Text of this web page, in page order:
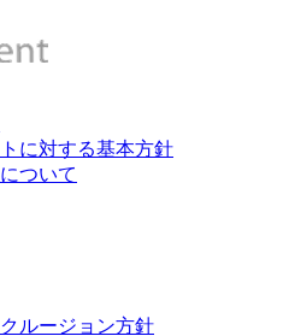
に対する基本方針
ついて
ルージョン方針